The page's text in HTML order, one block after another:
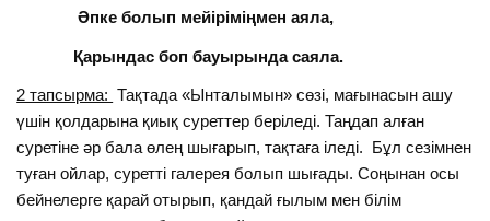
Әпке болып мейіріміңмен аяла,
Қарындас боп бауырында саяла.
2 тапсырма: Тақтада «Ынталымын» сөзі, мағынасын ашу
үшін қолдарына қиық суреттер беріледі. Таңдап алған
суретіне әр бала өлең шығарып, тақтаға іледі. Бұл сезімнен
туған ойлар, суретті галерея болып шығады. Соңынан осы
бейнелерге қарай отырып, қандай ғылым мен білім